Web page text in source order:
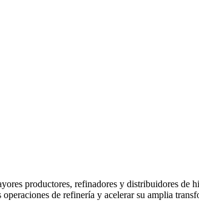
productores, refinadores y distribuidores de
de refinería y acelerar su amplia